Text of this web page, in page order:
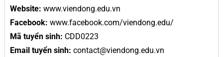
Website: www.viendong.edu.vn
Facebook: www.facebook.com/viendong.edu/
Mã tuyển sinh: CDD0223
Email tuyển sinh: contact@viendong.edu.vn